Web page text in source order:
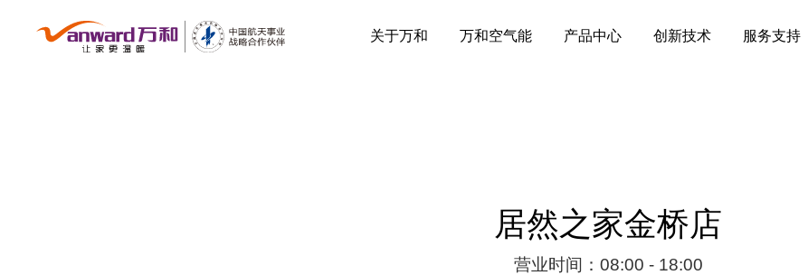
关于万和 万和空气能 产品中心 创新技术 服务支持
居然之家金桥店
营业时间：08:00 - 18:00